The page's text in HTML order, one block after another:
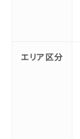
エリア区分